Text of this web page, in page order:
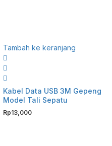
Tambah ke keranjang
Kabel Data USB 3M Gepeng
Model Tali Sepatu
Rp13,000